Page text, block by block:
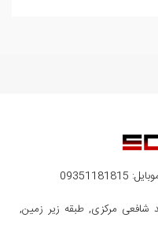
شافعی مرکزی, طبقه زیر زمین,